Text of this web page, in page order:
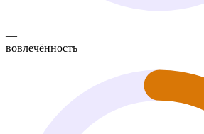
—
вовлечённость